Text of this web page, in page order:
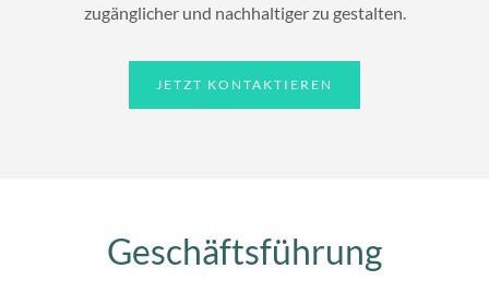
zugänglicher und nachhaltiger zu gestalten.
JETZT KONTAKTIEREN
Geschäftsführung